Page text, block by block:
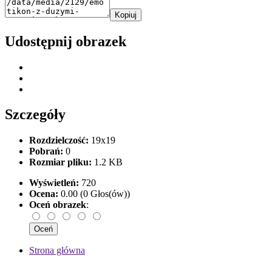
Kopiuj
Udostępnij obrazek
Szczegóły
Rozdzielczość: 19x19
Pobrań: 0
Rozmiar pliku: 1.2 KB
Wyświetleń: 720
Ocena: 0.00 (0 Głos(ów))
Oceń obrazek:
Strona główna